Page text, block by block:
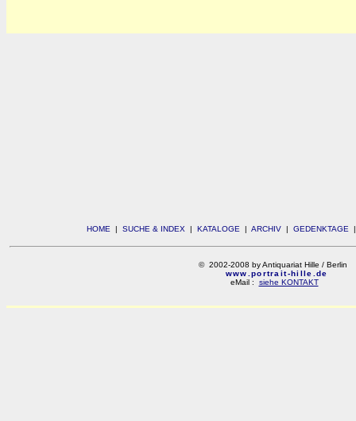
HOME | SUCHE & INDEX | KATALOGE | ARCHIV | GEDENKTAGE
© 2002-2008 by Antiquariat Hille / Berlin
www.portrait-hille.de
eMail : siehe KONTAKT